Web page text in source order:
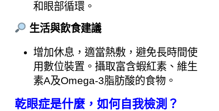
和眼部循環。
生活與飲食建議
增加休息，適當熱敷，避免長時間使
用數位裝置。攝取富含蝦紅素、維生
素A及Omega-3脂肪酸的食物。
乾眼症是什麼，如何自我檢測？